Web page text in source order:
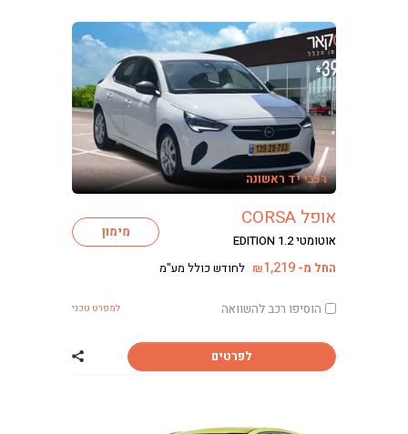
רכבי יד ראשונה
אופל CORSA
אוטומטי EDITION 1.2 מימון
החל מ- ₪1,219 לחודש כולל מע"מ
הוסיפו רכב להשוואה למפרט טכני
לפרטים שתף רכב אופל CORSA